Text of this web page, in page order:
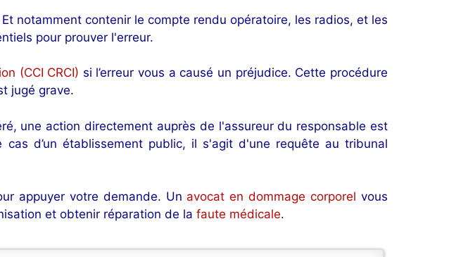
notamment contenir le compte rendu opératoire, les radios, et les
pour prouver l'erreur.
(CCI CRCI) si l’erreur vous a causé un préjudice. Cette procédure
jugé grave.
une action directement auprès de l'assureur du responsable est
d’un établissement public, il s'agit d'une requête au tribunal
appuyer votre demande. Un avocat en dommage corporelvous
et obtenir réparation de la faute médicale.